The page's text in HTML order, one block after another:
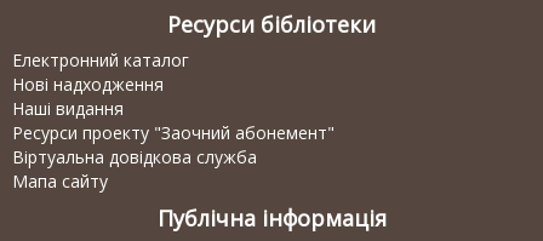
Ресурси бібліотеки
Електронний каталог
Нові надходження
Наші видання
Ресурси проекту "Заочний абонемент"
Віртуальна довідкова служба
Мапа сайту
Публічна інформація